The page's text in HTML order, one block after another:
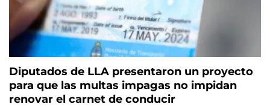
Diputados de LLA presentaron un proyecto
para que las multas impagas no impidan
renovar el carnet de conducir